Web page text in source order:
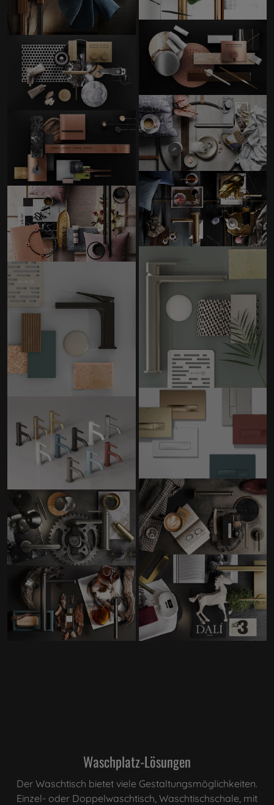
Waschplatz-Lösungen
Der Waschtisch bietet viele Gestaltungsmöglichkeiten.
Einzel- oder Doppelwaschtisch, Waschtischschale, mit